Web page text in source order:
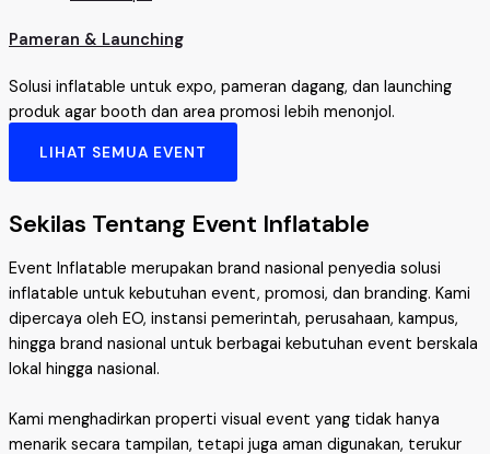
Pameran & Launching
Solusi inflatable untuk expo, pameran dagang, dan launching
produk agar booth dan area promosi lebih menonjol.
LIHAT SEMUA EVENT
Sekilas Tentang Event Inflatable
Event Inflatable merupakan brand nasional penyedia solusi
inflatable untuk kebutuhan event, promosi, dan branding. Kami
dipercaya oleh EO, instansi pemerintah, perusahaan, kampus,
hingga brand nasional untuk berbagai kebutuhan event berskala
lokal hingga nasional.
Kami menghadirkan properti visual event yang tidak hanya
menarik secara tampilan, tetapi juga aman digunakan, terukur